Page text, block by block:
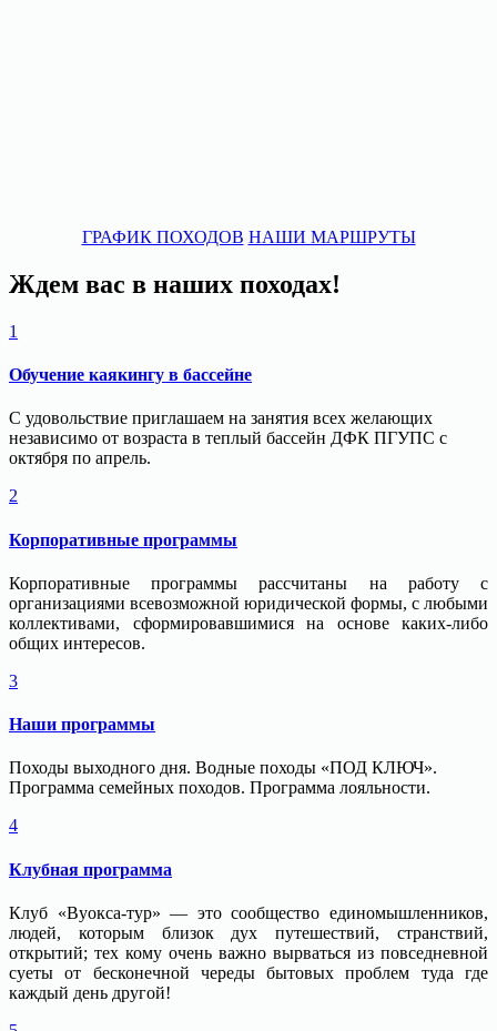
ГРАФИК ПОХОДОВ НАШИ МАРШРУТЫ
Ждем вас в наших походах!
1
Обучение каякингу в бассейне
С удовольствие приглашаем на занятия всех желающих
независимо от возраста в теплый бассейн ДФК ПГУПС с
октября по апрель.
2
Корпоративные программы
Корпоративные программы рассчитаны на работу с
организациями всевозможной юридической формы, с любыми
коллективами, сформировавшимися на основе каких-либо
общих интересов.
3
Наши программы
Походы выходного дня. Водные походы «ПОД КЛЮЧ».
Программа семейных походов. Программа лояльности.
4
Клубная программа
Клуб «Вуокса-тур» — это сообщество единомышленников,
людей, которым близок дух путешествий, странствий,
открытий; тех кому очень важно вырваться из повседневной
суеты от бесконечной череды бытовых проблем туда где
каждый день другой!